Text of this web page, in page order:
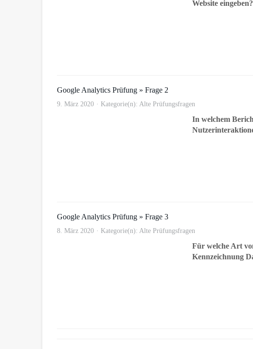
Website eingeben?
Google Analytics Prüfung » Frage 2
9. März 2020 Kategorie(n): Alte Prüfungsfragen
In welchem
Google Analytics Prüfung » Frage 3
8. März 2020 Kategorie(n): Alte Prüfungsfragen
Für welche Art
Kennzeichnung